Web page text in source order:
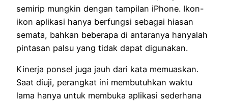
semirip mungkin dengan tampilan iPhone. Ikon-
ikon aplikasi hanya berfungsi sebagai hiasan
semata, bahkan beberapa di antaranya hanyalah
pintasan palsu yang tidak dapat digunakan.
Kinerja ponsel juga jauh dari kata memuaskan.
Saat diuji, perangkat ini membutuhkan waktu
lama hanya untuk membuka aplikasi sederhana